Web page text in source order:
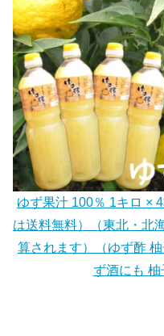
ゆず果汁 100％ 1キロ ×
は送料無料）（東北・北
算されます）（ゆず酢
ず酒にも 柚